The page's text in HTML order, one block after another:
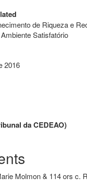
de Riqueza e
Satisfatório
2016
da CEDEAO)
Molmon & 114 ors c.